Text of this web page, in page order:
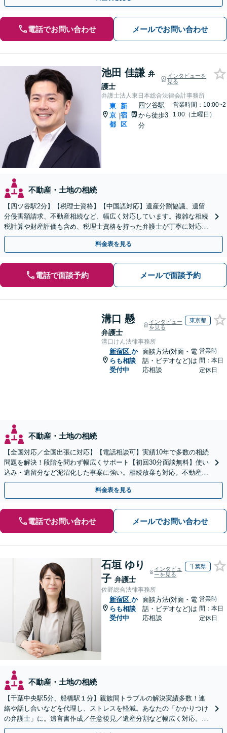
電話でお問い合わせ メールでお問い合わせ
池田 佳謙 弁
護士
インタビューを
見る
弁護士法人東日本総合法律会計事務所
東
京
都
|
新
宿
区
四ツ谷駅
から徒歩3
分
営業時間：10:00~2
1:00（土曜日）
不動産・土地の相続
【四ツ谷駅2分】【税理士資格】【中国語対応】遺産分割協議、遺留
分侵害額請求、不動産相続など、幅広く対応しています。複雑な相続
税計算や財産評価も含め、税理士資格を持った弁護士が丁寧に対応い
たします。お困りの際はぜひご相談ください。
料金表を見る
電話で面談予約 メールで面談予約
溝口 懸
弁護士
インタビュー
を見る
東京都
溝口けん法律事務所
新宿区 か
らも相談
受付中
面談方法(対面・電
話・ビデオなど)は
応相談
営業時
間：本日
定休日
不動産・土地の相続
【全国対応／全国出張に対応】【電話相談可】実績10年で多数の相続
問題を解決！段階を問わず幅広くサポート【初回30分面談無料】使い
込み・遺留分など泥沼化した事案に強い。相続放棄も対応。不動産相
続は次世代を見据えたご提案。生前対策もお任せを
料金表を見る
電話でお問い合わせ メールでお問い合わせ
石垣 ゆり
子 弁護士
インタビュ
ーを見る
千葉県
佐野総合法律事務所
新宿区 か
らも相談
受付中
面談方法(対面・電
話・ビデオなど)は
応相談
営業時
間：本日
定休日
不動産・土地の相続
【千葉中央駅5分、船橋駅１分】親族間トラブルの解決実績多数！連
絡や話し合いなどを代理し、ストレスを軽減。あなたの「かかりつけ
の弁護士」に。遺言書作成／任意後見／遺産分割など幅広く対応。お
気軽にご相談ください！【初回来所相談30分無料】